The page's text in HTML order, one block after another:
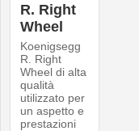
R. Right
Wheel
Koenigsegg
R. Right
Wheel di alta
qualità
utilizzato per
un aspetto e
prestazioni